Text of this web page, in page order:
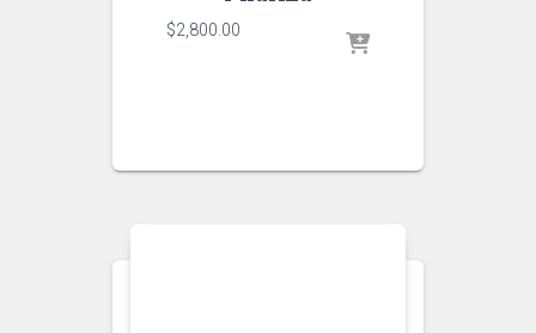
$2,800.00